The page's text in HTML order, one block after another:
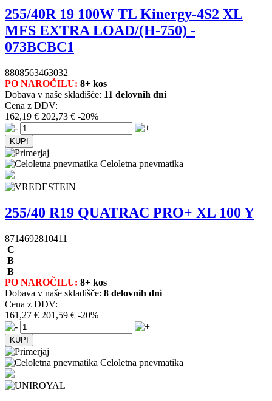
255/40R 19 100W TL Kinergy-4S2 XL
MFS EXTRA LOAD/(H-750) -
073BCBC1
8808563463032
PO NAROČILU: 8+ kos
Dobava v naše skladišče: 11 delovnih dni
Cena z DDV:
162,19 € 202,73 € -20%
Celoletna pnevmatika
255/40 R19 QUATRAC PRO+ XL 100 Y
8714692810411
C
B
B
PO NAROČILU: 8+ kos
Dobava v naše skladišče: 8 delovnih dni
Cena z DDV:
161,27 € 201,59 € -20%
Celoletna pnevmatika